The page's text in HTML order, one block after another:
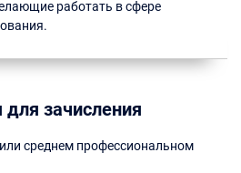
работать в сфере
для зачисления
среднем профессиональном